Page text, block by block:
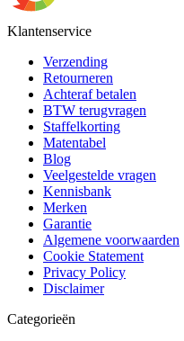
Klantenservice
Verzending
Retourneren
Achteraf betalen
BTW terugvragen
Staffelkorting
Matentabel
Blog
Veelgestelde vragen
Kennisbank
Merken
Garantie
Algemene voorwaarden
Cookie Statement
Privacy Policy
Disclaimer
Categorieën